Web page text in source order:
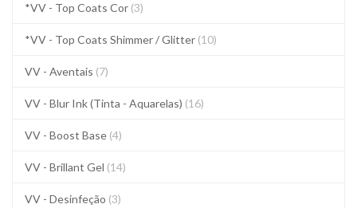
*VV - Top Coats Cor (3)
*VV - Top Coats Shimmer / Glitter (10)
VV - Aventais (7)
VV - Blur Ink (Tinta - Aquarelas) (16)
VV - Boost Base (4)
VV - Brillant Gel (14)
VV - Desinfeção (3)